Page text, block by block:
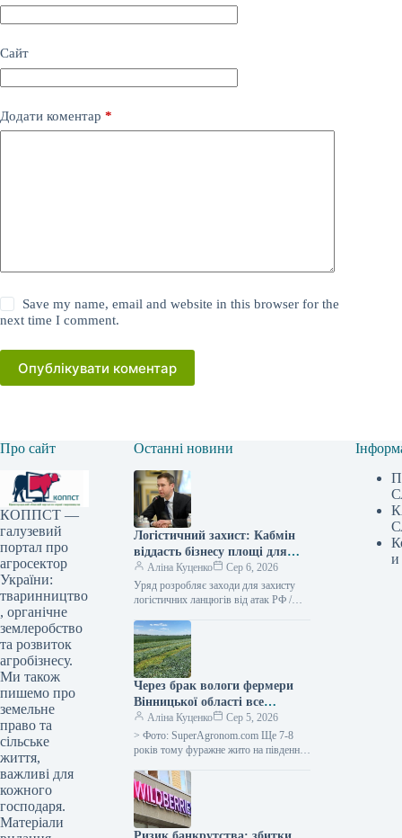
Сайт
Додати коментар *
Save my name, email and website in this browser for the
next time I comment.
Опублікувати коментар
Про сайт
КОППСТ —
галузевий
портал про
агросектор
України:
тваринництво
, органічне
землеробство
та розвиток
агробізнесу.
Ми також
пишемо про
земельне
право та
сільське
життя,
важливі для
кожного
господаря.
Матеріали
Останні новини
Логістичний захист: Кабмін
віддасть бізнесу площі для
зберігання
Аліна Куценко
Сер 6, 2026
Уряд розробляє заходи для захисту
логістичних ланцюгів від атак РФ /
Сергій Корецький провів екстрену
зустріч з…
Через брак вологи фермери
Вінницької області все
частіше надають перевагу
силосному житу —
SuperAgronom.com
Аліна Куценко
Сер 5, 2026
> Фото: SuperAgronom.com Ще 7-8
років тому фуражне жито на південних
нечасто, оскільки сільгоспвиробники
переважно культивували люцерну.
и